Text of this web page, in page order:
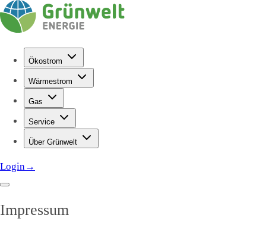
Ökostrom
Wärmestrom
Gas
Service
Über Grünwelt
Login→
Impressum